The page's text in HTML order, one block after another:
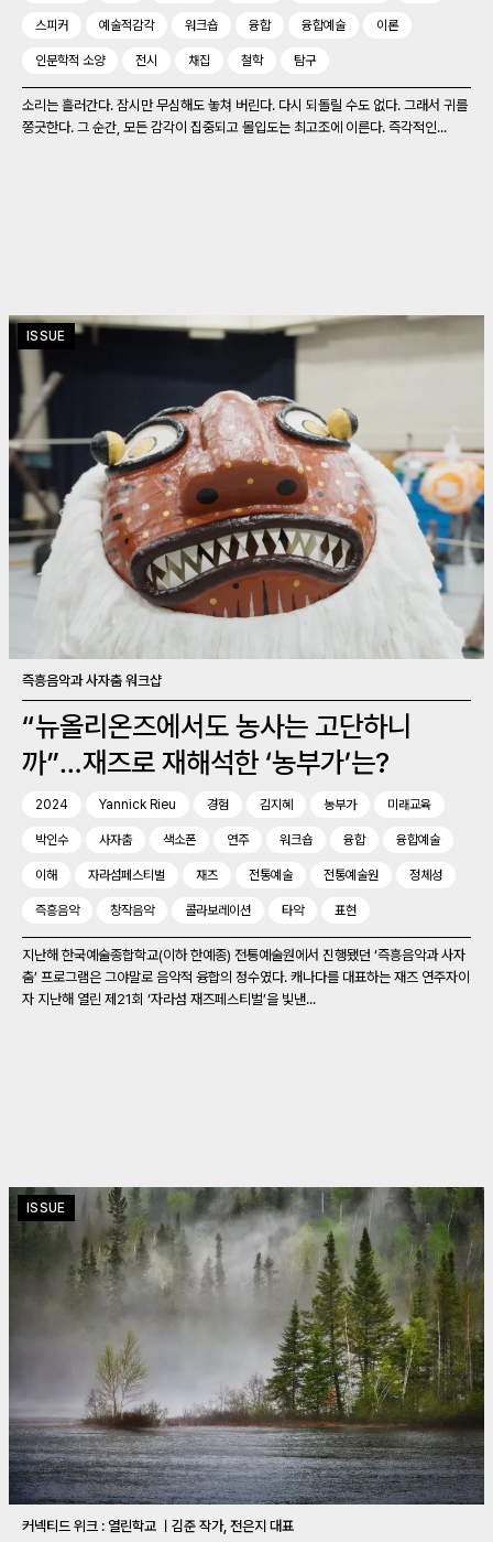
스피커 예술적감각 워크숍 융합 융합예술 이론
인문학적 소양 전시 채집 철학 탐구
소리는 흘러간다. 잠시만 무심해도 놓쳐 버린다. 다시 되돌릴 수도 없다. 그래서 귀를
쫑긋한다. 그 순간, 모든 감각이 집중되고 몰입도는 최고조에 이른다. 즉각적인...
ISSUE
즉흥음악과 사자춤 워크샵
“뉴올리온즈에서도 농사는 고단하니
까”…재즈로 재해석한 ‘농부가’는?
2024 Yannick Rieu 경험 김지혜 농부가 미래교육
박인수 사자춤 색소폰 연주 워크숍 융합 융합예술
이해 자라섬페스티벌 재즈 전통예술 전통예술원 정체성
즉흥음악 창작음악 콜라보레이션 타악 표현
지난해 한국예술종합학교(이하 한예종) 전통예술원에서 진행됐던 ‘즉흥음악과 사자
춤’ 프로그램은 그야말로 음악적 융합의 정수였다. 캐나다를 대표하는 재즈 연주자이
자 지난해 열린 제21회 ‘자라섬 재즈페스티벌’을 빛낸...
ISSUE
커넥티드 위크 : 열린학교 ㅣ김준 작가, 전은지 대표